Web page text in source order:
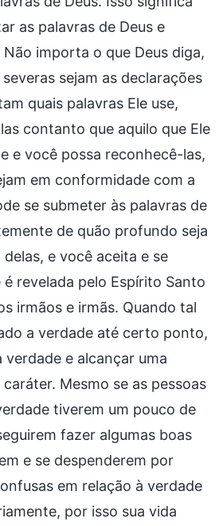
as palavras de Deus e
importa o que Deus diga,
sejam as declarações
quais palavras Ele use,
contanto que aquilo que Ele
e você possa reconhecê-las,
em conformidade com a
se submeter às palavras de
de quão profundo seja
e você aceita e se
é revelada pelo Espírito Santo
irmãos e irmãs. Quando tal
a verdade até certo ponto,
e alcançar uma
Mesmo se as pessoas
tiverem um pouco de
fazer algumas boas
e se despenderem por
em relação à verdade
por isso sua vida